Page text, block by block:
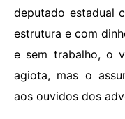
deputado estadual
estrutura e com
e sem trabalho, o
agiota, mas o
aos ouvidos dos